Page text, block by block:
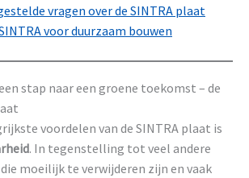
vragen over de SINTRA plaat
voor duurzaam bouwen
stap naar een groene toekomst – de
voordelen van de SINTRA plaat is
. In tegenstelling tot veel andere
moeilijk te verwijderen zijn en vaak